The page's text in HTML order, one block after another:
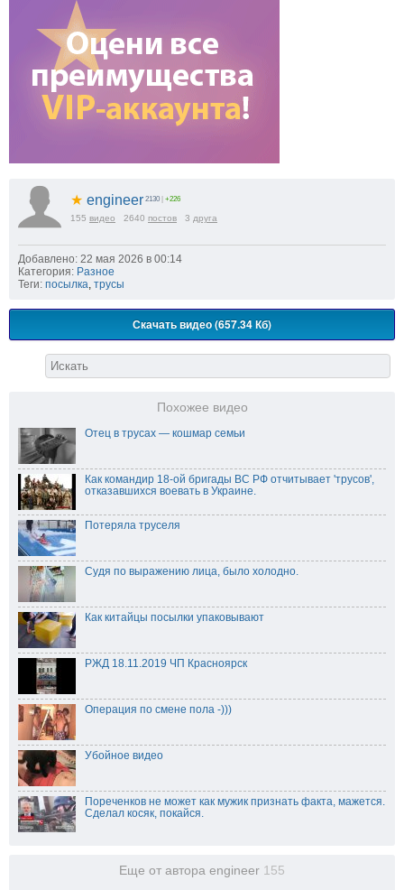
★ engineer 2130 +226
155 видео 2640 постов 3 друга
Добавлено: 22 мая 2026 в 00:14
Категория: Разное
Теги: посылка, трусы
Скачать видео (657.34 Кб)
Похожее видео
Отец в трусах — кошмар семьи
Как командир 18-ой бригады ВС РФ отчитывает 'трусов',
отказавшихся воевать в Украине.
Потеряла труселя
Судя по выражению лица, было холодно.
Как китайцы посылки упаковывают
РЖД 18.11.2019 ЧП Красноярск
Операция по смене пола -)))
Убойное видео
Пореченков не может как мужик признать факта, мажется.
Сделал косяк, покайся.
Еще от автора engineer 155